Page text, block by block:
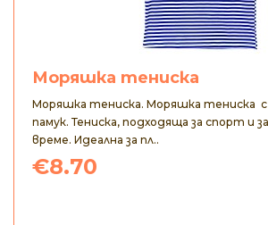
Моряшка тениска
Моряшка тениска. Моряшка тениска с
памук. Тениска, подходяща за спорт и
време. Идеална за пл..
€8.70